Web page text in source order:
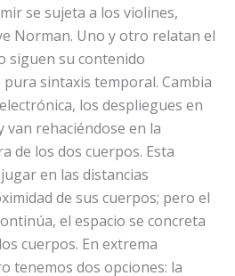
se sujeta a los violines,
Norman. Uno y otro relatan el
siguen su contenido
sintaxis temporal. Cambia
los despliegues en
van rehaciéndose en la
de los dos cuerpos. Esta
en las distancias
de sus cuerpos; pero el
el espacio se concreta
cuerpos. En extrema
tenemos dos opciones: la